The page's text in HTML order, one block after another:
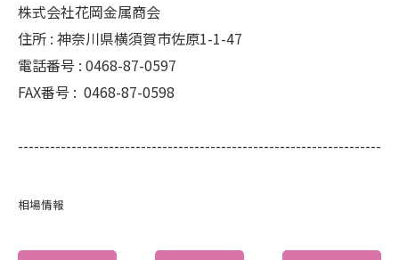
株式会社花岡金属商会
住所 : 神奈川県横須賀市佐原1-1-47
電話番号 : 0468-87-0597
FAX番号 : 0468-87-0598
--------------------------------------------------------------------
相場情報